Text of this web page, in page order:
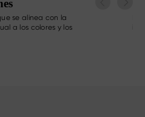
con tu lápiz y tu